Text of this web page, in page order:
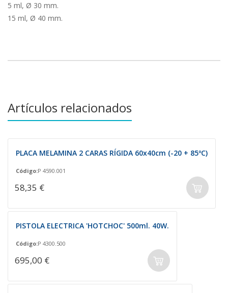
5 ml, Ø 30 mm.
15 ml, Ø 40 mm.
Artículos relacionados
PLACA MELAMINA 2 CARAS RÍGIDA 60x40cm (-20 + 85ºC)
Código:P 4590.001
58,35 €
PISTOLA ELECTRICA 'HOTCHOC' 500ml. 40W.
Código:P 4300.500
695,00 €